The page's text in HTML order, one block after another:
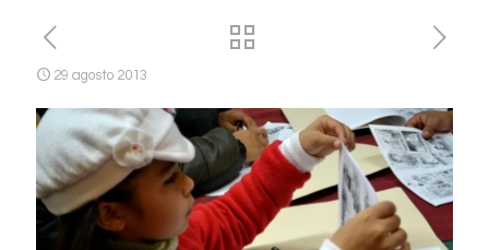
29 agosto 2013